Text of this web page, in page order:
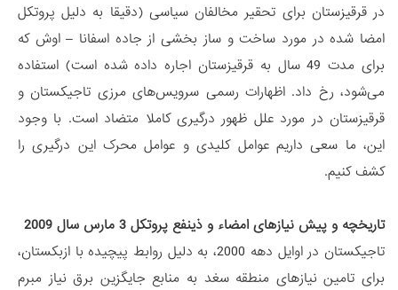
در قرقیزستان برای تحقیر مخالفان سیاسی (دقیقا به دلیل پروتکل
امضا شده در مورد ساخت و ساز بخشی از جاده اسفانا – اوش که
برای مدت 49 سال به قرقیزستان اجاره داده شده است) استفاده
می‌شود، رخ داد. اظهارات رسمی سرویس‌های مرزی تاجیکستان و
قرقیزستان در مورد علل ظهور درگیری کاملا متضاد است. با وجود
این، ما سعی داریم عوامل کلیدی و عوامل محرک این درگیری را
کشف کنیم.
تاریخچه و پیش نیازهای امضاء و ذینفع پروتکل 3 مارس سال 2009
تاجیکستان در اوایل دهه 2000، به دلیل روابط پیچیده با ازبکستان،
برای تامین نیازهای منطقه سغد به منابع جایگزین برق نیاز مبرم